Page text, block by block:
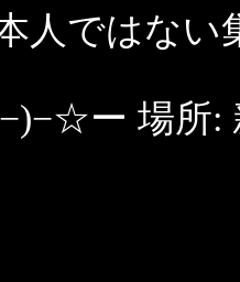
人ではない
ー 場所: